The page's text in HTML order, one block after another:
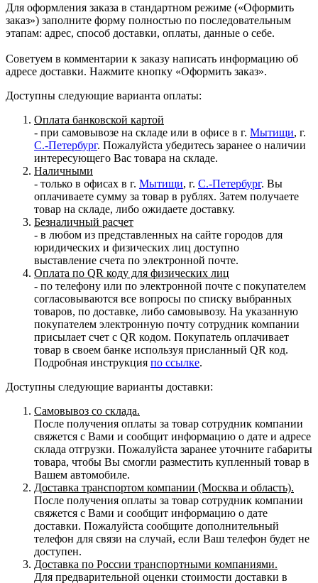
Для оформления заказа в стандартном режиме («Оформить
заказ») заполните форму полностью по последовательным
этапам: адрес, способ доставки, оплаты, данные о себе.
Советуем в комментарии к заказу написать информацию об
адресе доставки. Нажмите кнопку «Оформить заказ».
Доступны следующие варианта оплаты:
Оплата банковской картой
- при самовывозе на складе или в офисе в г. Мытищи, г.
С.-Петербург. Пожалуйста убедитесь заранее о наличии
интересующего Вас товара на складе.
Наличными
- только в офисах в г. Мытищи, г. С.-Петербург. Вы
оплачиваете сумму за товар в рублях. Затем получаете
товар на складе, либо ожидаете доставку.
Безналичный расчет
- в любом из представленных на сайте городов для
юридических и физических лиц доступно
выставление счета по электронной почте.
Оплата по QR коду для физических лиц
- по телефону или по электронной почте с покупателем
согласовываются все вопросы по списку выбранных
товаров, по доставке, либо самовывозу. На указанную
покупателем электронную почту сотрудник компании
присылает счет с QR кодом. Покупатель оплачивает
товар в своем банке используя присланный QR код.
Подробная инструкция по ссылке.
Доступны следующие варианты доставки:
Самовывоз со склада.
После получения оплаты за товар сотрудник компании
свяжется с Вами и сообщит информацию о дате и адресе
склада отгрузки. Пожалуйста заранее уточните габариты
товара, чтобы Вы смогли разместить купленный товар в
Вашем автомобиле.
Доставка транспортом компании (Москва и область).
После получения оплаты за товар сотрудник компании
свяжется с Вами и сообщит информацию о дате
доставки. Пожалуйста сообщите дополнительный
телефон для связи на случай, если Ваш телефон будет не
доступен.
Доставка по России транспортными компаниями.
Для предварительной оценки стоимости доставки в